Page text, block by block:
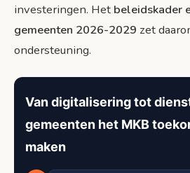
investeringen. Het beleidskader
gemeenten 2026-2029 zet
ondersteuning.
Van digitalisering tot
gemeenten het MKB
maken